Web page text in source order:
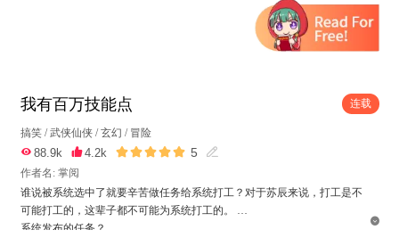
我有百万技能点 连载
搞笑 /武侠仙侠 /玄幻 / 冒险
 88.9k 4.2k  5 
作者名: 掌阅
谁说被系统选中了就要辛苦做任务给系统打工？对于苏辰来说，打工是不
可能打工的，这辈子都不可能为系统打工的。
系统发布的任务？
